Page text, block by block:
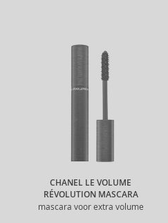
CHANEL LE VOLUME
RÉVOLUTION MASCARA
mascara voor extra volume